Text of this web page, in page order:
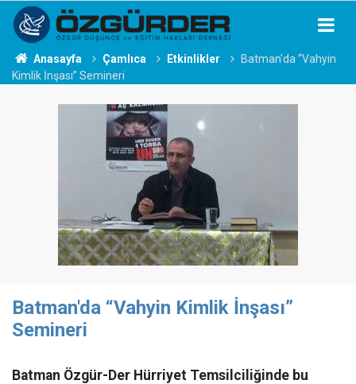
Anasayfa Çamlıca Etkinlikler
Batman'da “Vahyin
Kimlik İnşası” Semineri
Batman'da “Vahyin Kimlik İnşası”
Semineri
Batman Özgür-Der Hürriyet Temsilciliğinde bu